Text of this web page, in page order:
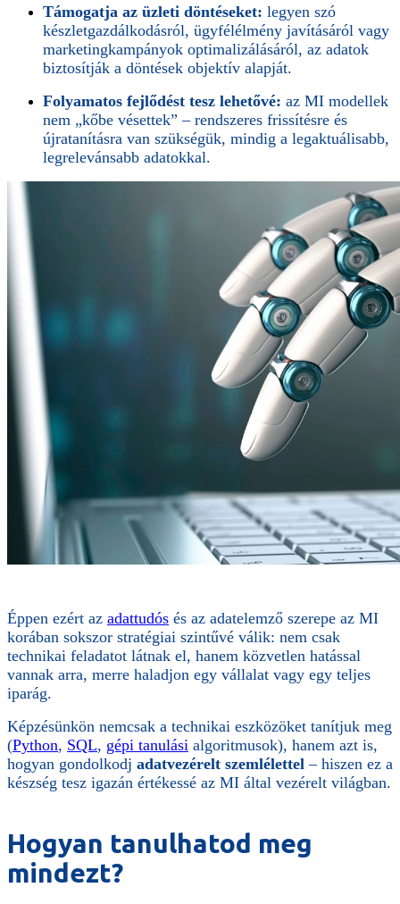
Támogatja az üzleti döntéseket: legyen szó
készletgazdálkodásról, ügyfélélmény javításáról vagy
marketingkampányok optimalizálásáról, az adatok
biztosítják a döntések objektív alapját.
Folyamatos fejlődést tesz lehetővé: az MI modellek
nem „kőbe vésettek” – rendszeres frissítésre és
újratanításra van szükségük, mindig a legaktuálisabb,
legrelevánsabb adatokkal.
Éppen ezért az adattudós és az adatelemző szerepe az MI
korában sokszor stratégiai szintűvé válik: nem csak
technikai feladatot látnak el, hanem közvetlen hatással
vannak arra, merre haladjon egy vállalat vagy egy teljes
iparág.
Képzésünkön nemcsak a technikai eszközöket tanítjuk meg
(Python, SQL, gépi tanulási algoritmusok), hanem azt is,
hogyan gondolkodj adatvezérelt szemlélettel – hiszen ez a
készség tesz igazán értékessé az MI által vezérelt világban.
Hogyan tanulhatod meg
mindezt?